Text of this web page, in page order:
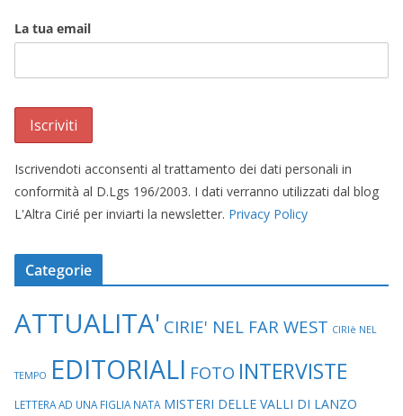
La tua email
Iscrivendoti acconsenti al trattamento dei dati personali in
conformità al D.Lgs 196/2003. I dati verranno utilizzati dal blog
L'Altra Cirié per inviarti la newsletter. Privacy Policy
Categorie
ATTUALITA' CIRIE' NEL FAR WEST CIRIè NEL
TEMPO EDITORIALI FOTO INTERVISTE
LETTERA AD UNA FIGLIA NATA MISTERI DELLE VALLI DI LANZO